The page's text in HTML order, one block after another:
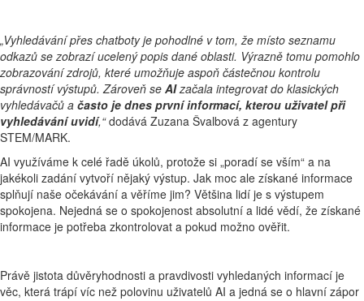
„Vyhledávání přes chatboty je pohodlné v tom, že místo seznamu
odkazů se zobrazí ucelený popis dané oblasti. Výrazně tomu pomohlo
zobrazování zdrojů, které umožňuje aspoň částečnou kontrolu
správností výstupů. Zároveň se AIzačala integrovat do klasických
vyhledávačů a často je dnes první informací, kterou uživatel při
vyhledávání uvidí,“dodává Zuzana Švalbová z agentury
STEM/MARK.
AI využíváme k celé řadě úkolů, protože si „poradí se vším“ a na
jakékoli zadání vytvoří nějaký výstup. Jak moc ale získané informace
splňují naše očekávání a věříme jim? Většina lidí je s výstupem
spokojena. Nejedná se o spokojenost absolutní a lidé vědí, že získané
informace je potřeba zkontrolovat a pokud možno ověřit.
Právě jistota důvěryhodnosti a pravdivosti vyhledaných informací je
věc, která trápí víc než polovinu uživatelů AI a jedná se o hlavní zápor